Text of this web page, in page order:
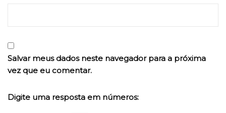
Salvar meus dados neste navegador para a próxima
vez que eu comentar.
Digite uma resposta em números: